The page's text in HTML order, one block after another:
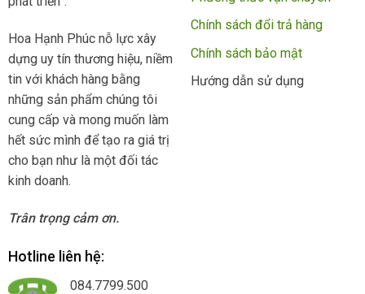
Hoa Hạnh Phúc nỗ lực xây
dựng uy tín thương hiệu, niềm
tin với khách hàng bằng
những sản phẩm chúng tôi
cung cấp và mong muốn làm
hết sức mình để tạo ra giá trị
cho bạn như là một đối tác
kinh doanh.
Trân trọng cảm ơn.
Chính sách đổi trả hàng
Chính sách bảo mật
Hướng dẫn sử dụng
Hotline liên hệ:
084.7799.500